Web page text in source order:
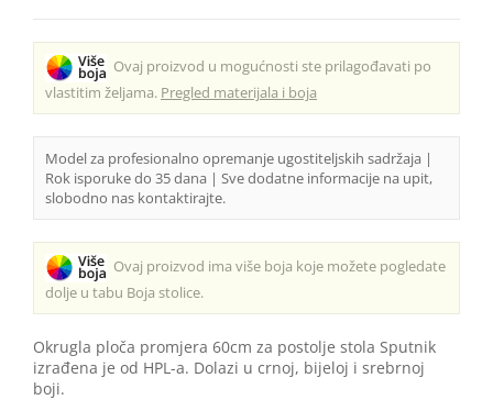
Ovaj proizvod u mogućnosti ste prilagođavati po
vlastitim željama. Pregled materijala i boja
Model za profesionalno opremanje ugostiteljskih sadržaja |
Rok isporuke do 35 dana | Sve dodatne informacije na upit,
slobodno nas kontaktirajte.
Ovaj proizvod ima više boja koje možete pogledate
dolje u tabu Boja stolice.
Okrugla ploča promjera 60cm za postolje stola Sputnik
izrađena je od HPL-a. Dolazi u crnoj, bijeloj i srebrnoj
boji.